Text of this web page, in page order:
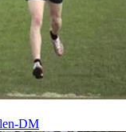
DM